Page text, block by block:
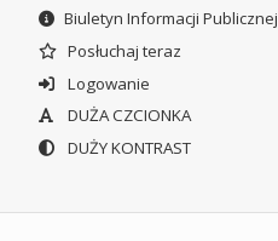
Biuletyn Informacji Publicznej
Posłuchaj teraz
Logowanie
DUŻA CZCIONKA
DUŻY KONTRAST